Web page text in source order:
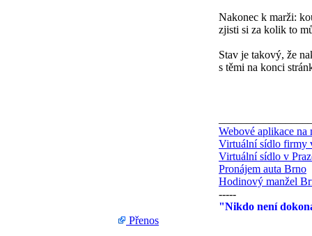
Nakonec k marži:
zjisti si za kolik to
Stav je takový, že
s těmi na konci
Webové aplikace
Virtuální sídlo firmy
Virtuální sídlo v
Pronájem auta Brno
Hodinový manžel
-----
"Nikdo není
Přenos